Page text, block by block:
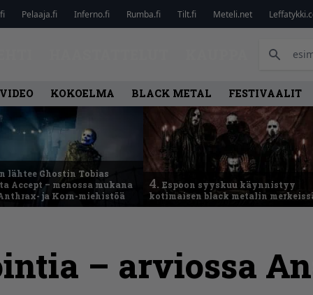
Pelaaja.fi Inferno.fi Rumba.fi Tilt.fi Meteli.net
KOKOELMA BLACK METAL FESTIVAALIT
lähtee Ghostin Tobias
Accept – menossa mukana
ja Korn-miehistöä
4. Espoon syyskuu käynnistyy
kotimaisen black metalin
– arviossa